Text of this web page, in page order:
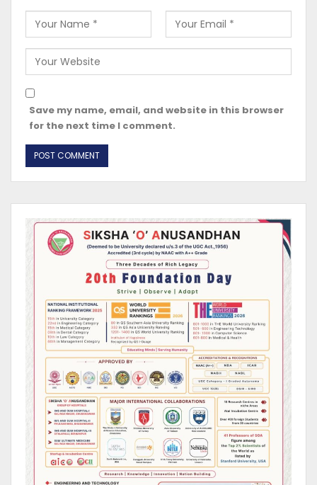
Save my name, email, and website in this browser
for the next time I comment.